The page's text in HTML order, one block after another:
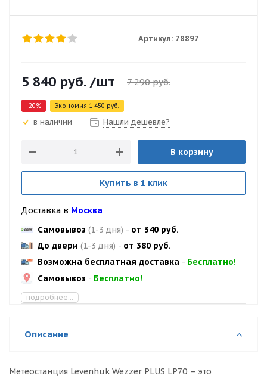
Артикул: 78897
5 840 руб. /шт 7 290руб.
-20% Экономия 1 450 руб.
в наличии Нашли дешевле?
В корзину
Купить в 1 клик
Доставка в Москва
Самовывоз (1-3 дня) - от 340 руб.
До двери (1-3 дня) - от 380 руб.
Возможна бесплатная доставка - Бесплатно!
Самовывоз - Бесплатно!
подробнее...
Описание
Метеостанция Levenhuk Wezzer PLUS LP70 – это